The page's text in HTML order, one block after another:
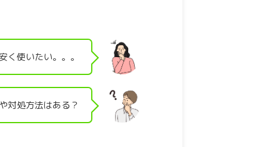
使いたい。。。
対処方法はある？